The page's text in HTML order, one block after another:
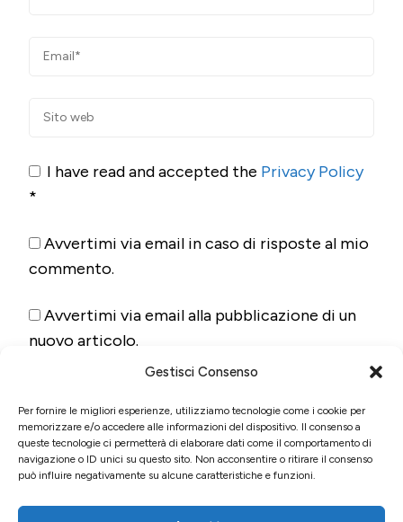
Gestisci Consenso
Per fornire le migliori esperienze, utilizziamo tecnologie come i cookie per
memorizzare e/o accedere alle informazioni del dispositivo. Il consenso a
queste tecnologie ci permetterà di elaborare dati come il comportamento di
navigazione o ID unici su questo sito. Non acconsentire o ritirare il consenso
può influire negativamente su alcune caratteristiche e funzioni.
I have read and accepted the Privacy Policy
*
Avvertimi via email in caso di risposte al mio
commento.
Avvertimi via email alla pubblicazione di un
nuovo articolo.